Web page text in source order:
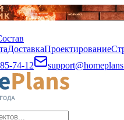
ДоставкаПроектирование
74-12